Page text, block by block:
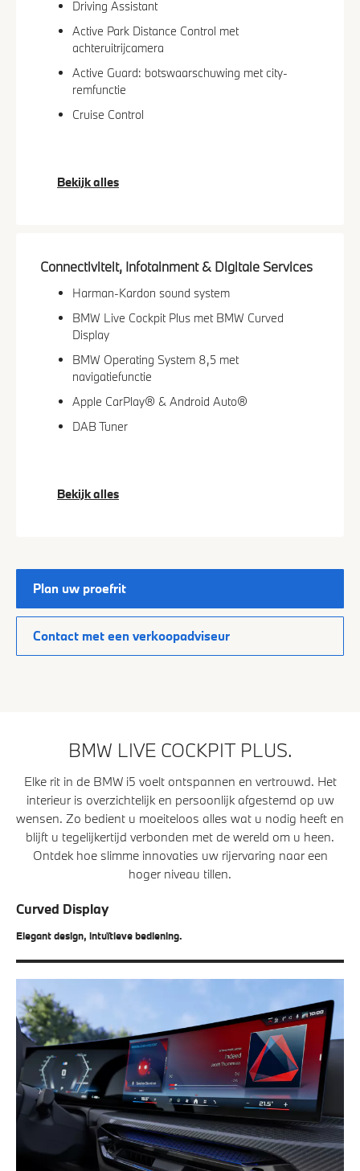
Driving Assistant
Active Park Distance Control met
achteruitrijcamera
Active Guard: botswaarschuwing met city-
remfunctie
Cruise Control
Bekijk alles
Connectiviteit, Infotainment & Digitale Services
Harman-Kardon sound system
BMW Live Cockpit Plus met BMW Curved
Display
BMW Operating System 8,5 met
navigatiefunctie
Apple CarPlay® & Android Auto®
DAB Tuner
Bekijk alles
Plan uw proefrit
Contact met een verkoopadviseur
BMW LIVE COCKPIT PLUS.
Elke rit in de BMW i5 voelt ontspannen en vertrouwd. Het
interieur is overzichtelijk en persoonlijk afgestemd op uw
wensen. Zo bedient u moeiteloos alles wat u nodig heeft en
blijft u tegelijkertijd verbonden met de wereld om u heen.
Ontdek hoe slimme innovaties uw rijervaring naar een
hoger niveau tillen.
Curved Display
Elegant design, intuïtieve bediening.